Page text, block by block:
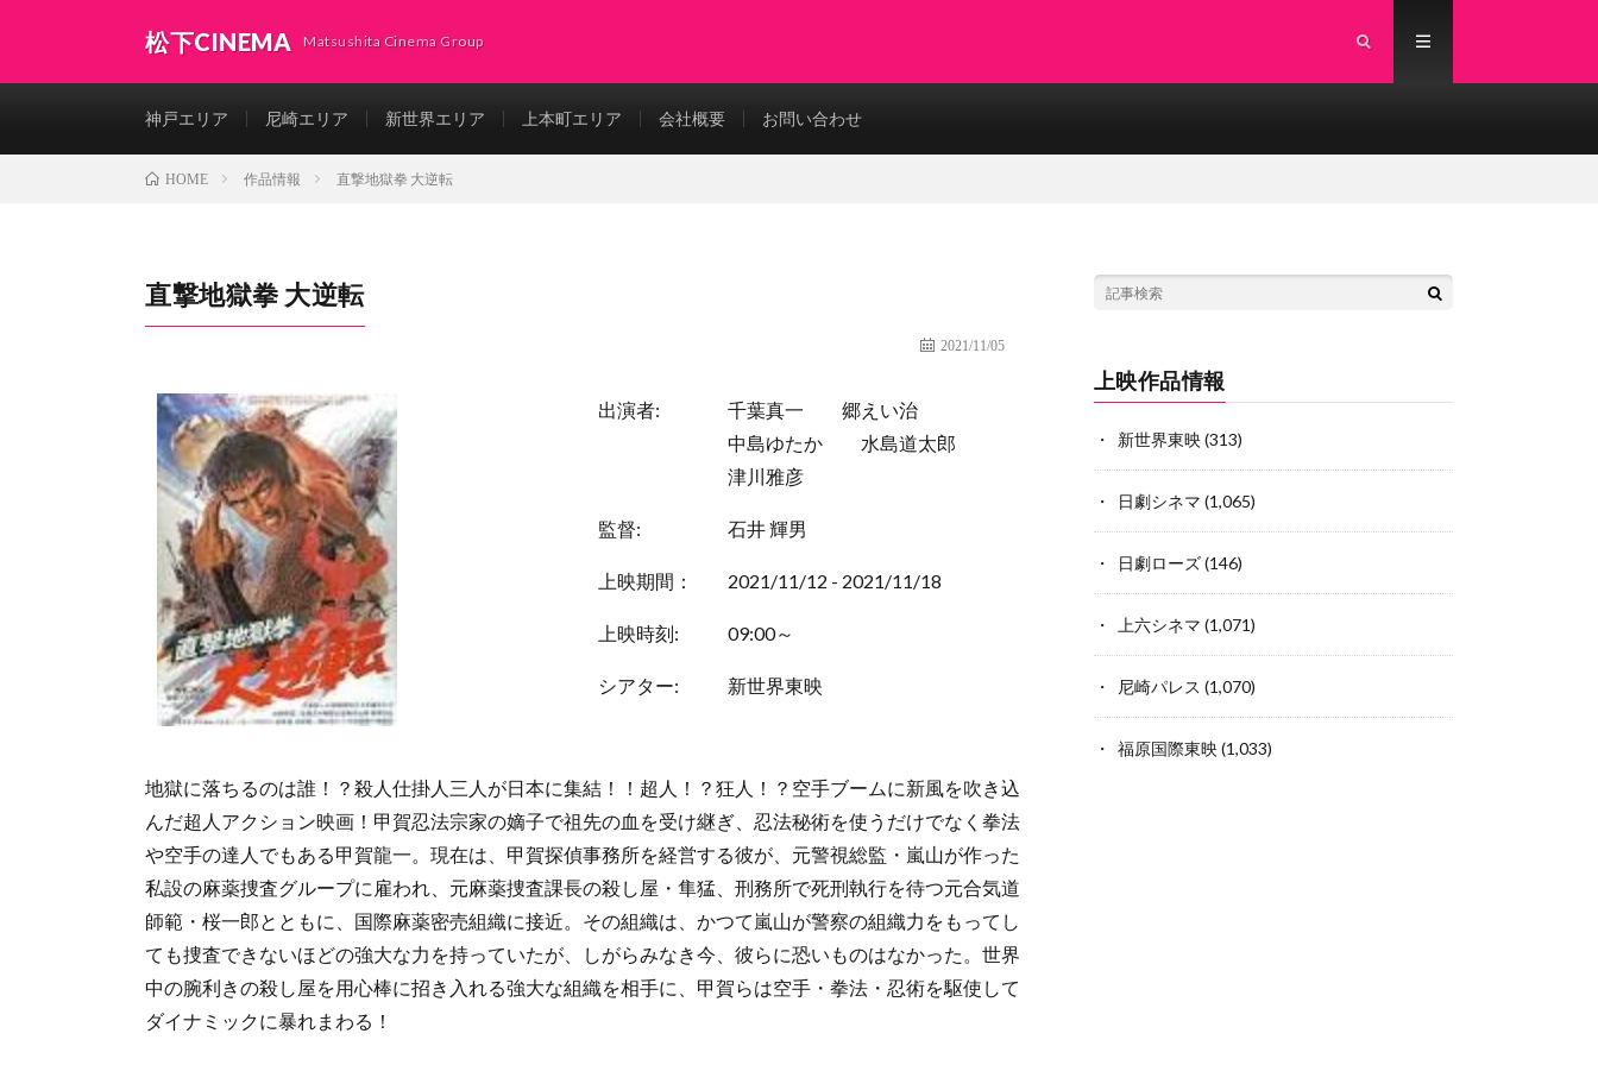
松下CINEMA Matsushita Cinema Group
神戸エリア 尼崎エリア 新世界エリア 上本町エリア 会社概要 お問い合わせ
HOME 作品情報 直撃地獄拳 大逆転
直撃地獄拳 大逆転
2021/11/05
出演者: 千葉真一
郷えい治
中島ゆたか
水島道太郎
津川雅彦
監督: 石井 輝男
上映期間： 2021/11/12 - 2021/11/18
上映時刻: 09:00～
シアター: 新世界東映
地獄に落ちるのは誰！？殺人仕掛人三人が日本に集結！！超人！？狂人！？空手ブームに新風を吹き込
んだ超人アクション映画！甲賀忍法宗家の嫡子で祖先の血を受け継ぎ、忍法秘術を使うだけでなく拳法
や空手の達人でもある甲賀龍一。現在は、甲賀探偵事務所を経営する彼が、元警視総監・嵐山が作った
私設の麻薬捜査グループに雇われ、元麻薬捜査課長の殺し屋・隼猛、刑務所で死刑執行を待つ元合気道
師範・桜一郎とともに、国際麻薬密売組織に接近。その組織は、かつて嵐山が警察の組織力をもってし
ても捜査できないほどの強大な力を持っていたが、しがらみなき今、彼らに恐いものはなかった。世界
中の腕利きの殺し屋を用心棒に招き入れる強大な組織を相手に、甲賀らは空手・拳法・忍術を駆使して
ダイナミックに暴れまわる！
上映作品情報
新世界東映(313)
日劇シネマ (1,065)
日劇ローズ(146)
上六シネマ (1,071)
尼崎パレス (1,070)
福原国際東映(1,033)